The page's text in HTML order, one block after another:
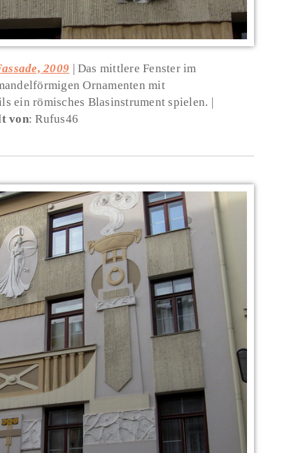
2009
Das mittlere Fenster im
Ornamenten mit
ein römisches Blasinstrument spielen.
von: Rufus46